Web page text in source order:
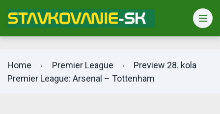
Home Premier League
Preview 28. kola
Premier League: Arsenal – Tottenham
Bet365 info